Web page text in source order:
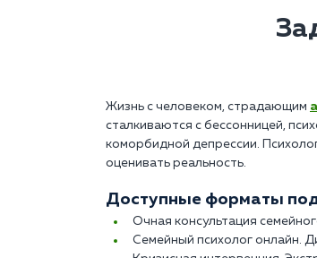
Жизнь с человеком, страдающим
сталкиваются с бессонницей,
коморбидной депрессии.
оценивать реальность.
Доступные форматы
Очная консультация
Семейный психолог онлайн.